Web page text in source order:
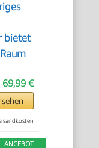
bietet
69,99 €
ANGEBOT